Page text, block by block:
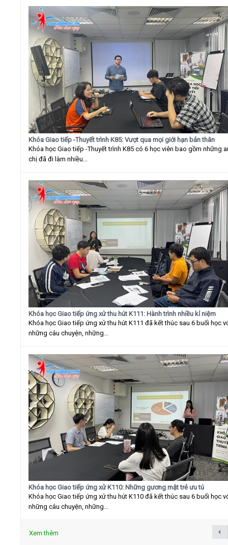
Khóa Giao tiếp -Thuyết trình K85: Vượt qua mọi giới hạn bản thân
Khóa học Giao tiếp -Thuyết trình K85 có 6 học viên bao gồm những
chị đã đi làm nhiều...
Khóa học Giao tiếp ứng xử thu hút K111: Hành trình nhiều kỉ niệm
Khóa học Giao tiếp ứng xử thu hút K111 đã kết thúc sau 6 buổi học
những câu chuyện, những...
Khóa học Giao tiếp ứng xử K110: Những gương mặt trẻ ưu tú
Khóa học Giao tiếp ứng xử thu hút K110 đã kết thúc sau 6 buổi học
những câu chuyện, những...
Xem thêm